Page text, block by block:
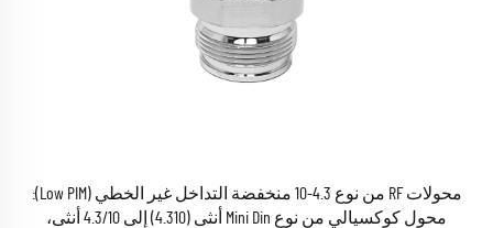
محولات RF من نوع 4.3-10 منخفضة التداخل غير الخطي (Low PIM):
محول كوكسيالي من نوع Mini Din أنثى (4.310) إلى 4.3/10 أنثى،